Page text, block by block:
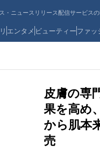
・ニュースリリース配信サービスの
エンタメ ビューティーファッ
皮膚の専
果を高め
から肌本
売